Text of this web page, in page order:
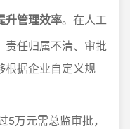
升管理效率。在人工
责任归属不清、审批
根据企业自定义规
万元需总监审批，